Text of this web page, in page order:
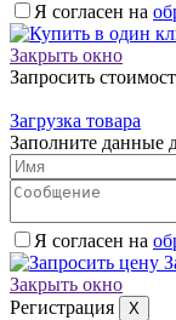
Я согласен на
Закрыть окно
Запросить
Загрузка товара
Заполните данные
Я согласен на
Закрыть окно
Регистрация
X